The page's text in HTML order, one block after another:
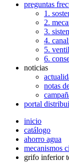
preguntas
1.
2.
3.
4.
5.
6.
noticias
notas
portal
inicio
catálogo
ahorro agua
mecanismos
grifo inferior